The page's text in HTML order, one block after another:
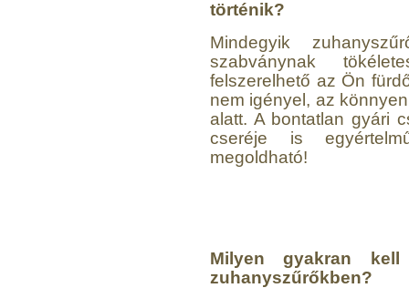
történik?
Mindegyik
szabványnak
felszerelhető az Ön
nem igényel, az
alatt. A bontatlan gyári
cseréje is
megoldható!
Milyen gyakran
zuhanyszűrőkben?